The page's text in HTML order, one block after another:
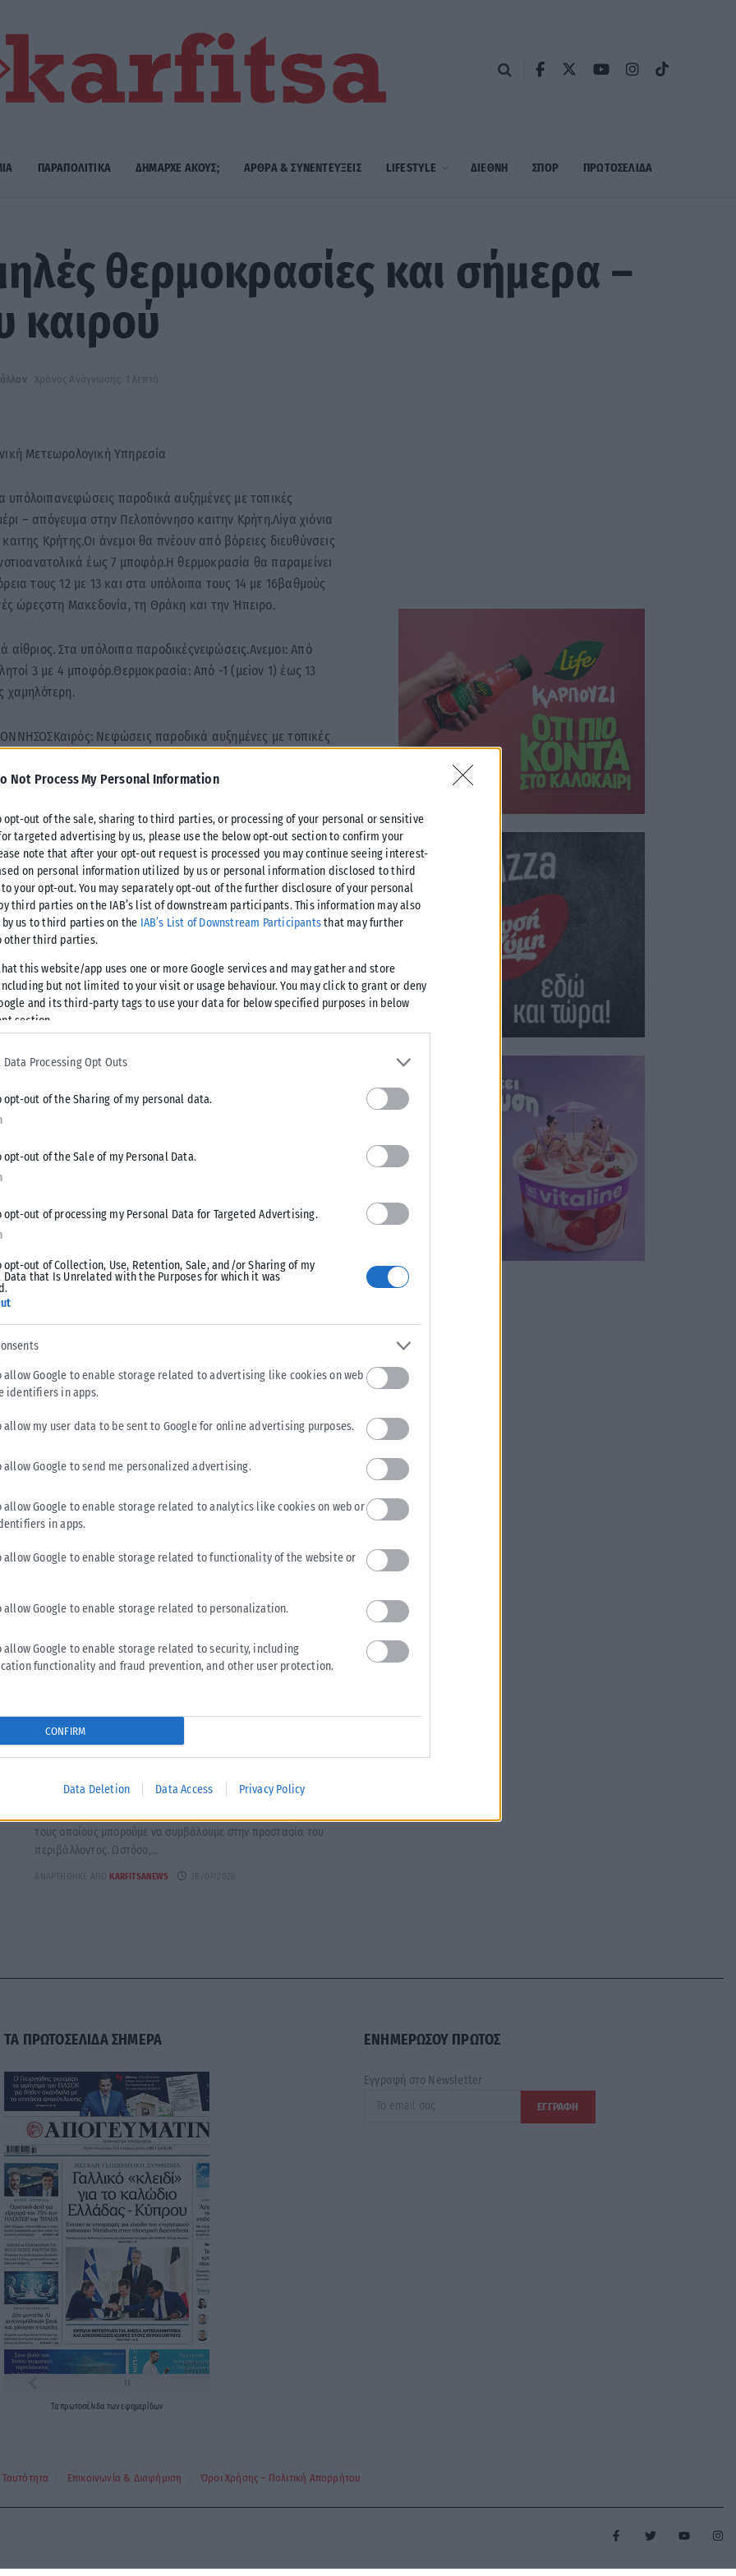
Not Process My Personal Information
opt-out of the sale, sharing to third parties, or processing of your personal or sensitive
targeted advertising by us, please use the below opt-out section to confirm your
note that after your opt-out request is processed you may continue seeing interest-
on personal information utilized by us or personal information disclosed to third
your opt-out. You may separately opt-out of the further disclosure of your personal
third parties on the IAB’s list of downstream participants. This information may also
by us to third parties on the IAB’s List of Downstream Participantsthat may further
other third parties.
this website/app uses one or more Google services and may gather and store
but not limited to your visit or usage behaviour. You may click to grant or deny
and its third-party tags to use your data for below specified purposes in below
section.
Data Processing Opt Outs
opt-out of the Sharing of my personal data.
opt-out of the Sale of my Personal Data.
opt-out of processing my Personal Data for Targeted Advertising.
opt-out of Collection, Use, Retention, Sale, and/or Sharing of my
Data that Is Unrelated with the Purposes for which it was
allow Google to enable storage related to advertising like cookies on web
identifiers in apps.
allow my user data to be sent to Google for online advertising purposes.
allow Google to send me personalized advertising.
allow Google to enable storage related to analytics like cookies on web or
in apps.
allow Google to enable storage related to functionality of the website or
allow Google to enable storage related to personalization.
allow Google to enable storage related to security, including
functionality and fraud prevention, and other user protection.
CONFIRM
Data Deletion Data Access Privacy Policy
ΠΑΡΑΠΟΛΙΤΙΚΑ ΔΗΜΑΡΧE ΑΚΟΥΣ; ΑΡΘΡΑ & ΣΥΝΕΝΤΕΥΞΕΙΣ LIFESTYLE ΔΙΕΘΝΗ ΣΠΟΡ ΠΡΩΤΟΣΈΛΙΔΑ
θερμοκρασίες και σήμερα –
καιρού
Χρόνος Ανάγνωσης: 1 λεπτό
Μετεωρολογική Υπηρεσία
υπόλοιπανεφώσεις παροδικά αυξημένες με τοπικές
– απόγευμα στην Πελοπόννησο καιτην Κρήτη.Λίγα χιόνια
Κρήτης.Οι άνεμοι θα πνέουν από βόρειες διευθύνσεις
έως 7 μποφόρ.Η θερμοκρασία θα παραμείνει
τους 12 με 13 και στα υπόλοιπα τους 14 με 16βαθμούς
ώρεςστη Μακεδονία, τη Θράκη και την Ήπειρο.
Στα υπόλοιπα παροδικέςνεφώσεις.Ανεμοι: Από
3 με 4 μποφόρ.Θερμοκρασία: Από -1 (μείον 1) έως 13
χαμηλότερη.
Νεφώσεις παροδικά αυξημένες με τοπικές
– απόγευμα στην Πελοπόννησο.Λίγα χιόνια θα πέσουν
και τα νησιά τουΙονίου γενικά αίθριος.Ανεμοι: Βόρειοι
το μεσημέρι βορειοδυτικοί με την ίδια
εσωτερικό τηςΗπείρου από -2 (μείον 2) έως 12 βαθμούς
Νεφώσεις παροδικά αυξημένες με τοπικές βροχές.
Βόρειοι βορειοανατολικοί 3 με 5 μποφόρ.Θερμοκρασία:
τοπικές βροχές κυρίως στηνΚρήτη όπου το μεσημέρι –
χιόνια θα πέσουν στα ορεινά της Κρήτης.Ανεμοι: Από
Από 10 έως 15 και τοπικά στη νότια
Παροδικές νεφώσεις στα βόρεια.Ανεμοι: Βόρειοι
τοπικά 7 μποφόρ.Θερμοκρασία: Από 10 έως 16 βαθμούς
βροχές. Από τοαπόγευμα γενικά αίθριος.Ανεμοι:
απόγευμα μεταβλητοί 3 με 4 μποφόρ.Θερμοκρασία:
τοπικές βροχές. Απότο βράδυ γενικά αίθριος.Ανεμοι:
5 μποφόρ.Θερμοκρασία: Από 05 έως 14
τις μεσημβρινές ώρες.Ανεμοι: Βόρειοι βορειοδυτικοί 4 με
Από 02 έως 13 βαθμούς Κελσίου.
Send
Ανακύκλωση: Τα 10 λάθη που πρέπει να αποφεύγετε
τους οποίους μπορούμε να συμβάλουμε στην προστασία του
περιβάλλοντος. Ωστόσο,...
ΑΝΑΡΤΉΘΗΚΕ ΑΠΌ KARFITSANEWS 28/07/2026
ΤΑ ΠΡΩΤΟΣΕΛΙΔΑ ΣΗΜΕΡΑ
Ταπρωτοσέλιδα τωνεφημερίδων
ΕΝΗΜΕΡΩΣΟΥ ΠΡΩΤΟΣ
Εγγραφή στο Newsletter
Ταυτότητα Επικοινωνία & Διαφήμιση Όροι Χρήσης – Πολιτική Απορρήτου